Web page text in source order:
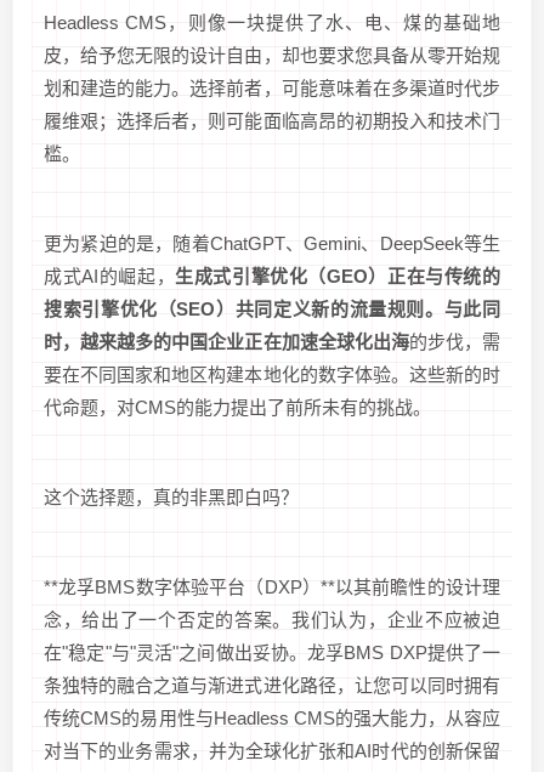
Headless CMS，则像一块提供了水、电、煤的基础地
皮，给予您无限的设计自由，却也要求您具备从零开始规
划和建造的能力。选择前者，可能意味着在多渠道时代步
履维艰；选择后者，则可能面临高昂的初期投入和技术门
槛。
更为紧迫的是，随着ChatGPT、Gemini、DeepSeek等生
成式AI的崛起， 生成式引擎优化（GEO）正在与传统的
搜索引擎优化（SEO）共同定义新的流量规则。与此同
时，越来越多的中国企业正在加速全球化出海的步伐，需
要在不同国家和地区构建本地化的数字体验。这些新的时
代命题，对CMS的能力提出了前所未有的挑战。
这个选择题，真的非黑即白吗？
**龙孚BMS数字体验平台（DXP）**以其前瞻性的设计理
念，给出了一个否定的答案。我们认为，企业不应被迫
在"稳定"与"灵活"之间做出妥协。龙孚BMS DXP提供了一
条独特的融合之道与渐进式进化路径，让您可以同时拥有
传统CMS的易用性与Headless CMS的强大能力，从容应
对当下的业务需求，并为全球化扩张和AI时代的创新保留